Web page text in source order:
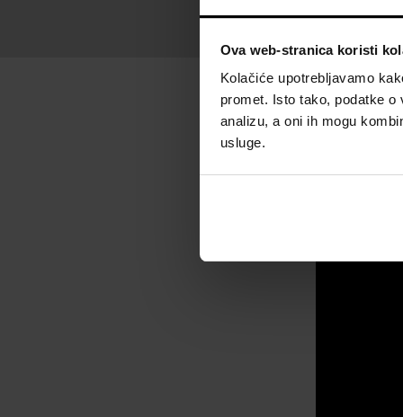
Ova web-stranica koristi
Kolačiće upotrebljavamo
promet. Isto tako, podatke
analizu, a oni ih mogu
usluge.